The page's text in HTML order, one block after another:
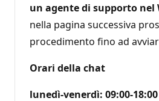
un agente di supporto nel
nella pagina successiva
procedimento fino ad
Orari della chat
lunedì-venerdì: 09:00-18:00